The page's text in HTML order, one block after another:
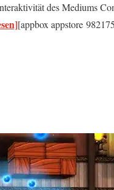
des Mediums
[appbox appstore